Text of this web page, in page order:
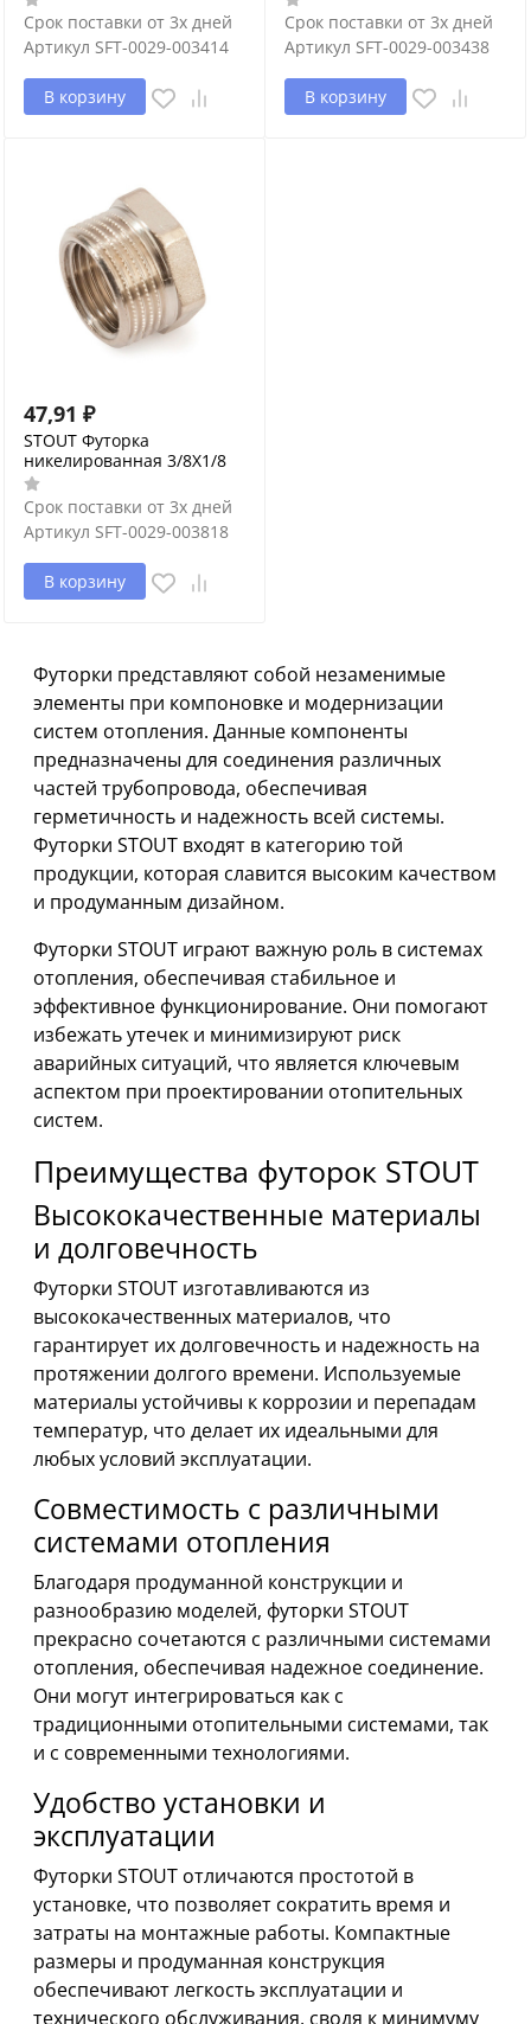
Срок поставки от 3х дней
Артикул SFT-0029-003414
В корзину
Срок поставки от 3х дней
Артикул SFT-0029-003438
В корзину
47,91 ₽
STOUT Футорка
никелированная 3/8X1/8
Срок поставки от 3х дней
Артикул SFT-0029-003818
В корзину
Футорки представляют собой незаменимые
элементы при компоновке и модернизации
систем отопления. Данные компоненты
предназначены для соединения различных
частей трубопровода, обеспечивая
герметичность и надежность всей системы.
Футорки STOUT входят в категорию той
продукции, которая славится высоким качеством
и продуманным дизайном.
Футорки STOUT играют важную роль в системах
отопления, обеспечивая стабильное и
эффективное функционирование. Они помогают
избежать утечек и минимизируют риск
аварийных ситуаций, что является ключевым
аспектом при проектировании отопительных
систем.
Преимущества футорок STOUT
Высококачественные материалы
и долговечность
Футорки STOUT изготавливаются из
высококачественных материалов, что
гарантирует их долговечность и надежность на
протяжении долгого времени. Используемые
материалы устойчивы к коррозии и перепадам
температур, что делает их идеальными для
любых условий эксплуатации.
Совместимость с различными
системами отопления
Благодаря продуманной конструкции и
разнообразию моделей, футорки STOUT
прекрасно сочетаются с различными системами
отопления, обеспечивая надежное соединение.
Они могут интегрироваться как с
традиционными отопительными системами, так
и с современными технологиями.
Удобство установки и
эксплуатации
Футорки STOUT отличаются простотой в
установке, что позволяет сократить время и
затраты на монтажные работы. Компактные
размеры и продуманная конструкция
обеспечивают легкость эксплуатации и
технического обслуживания, сводя к минимуму